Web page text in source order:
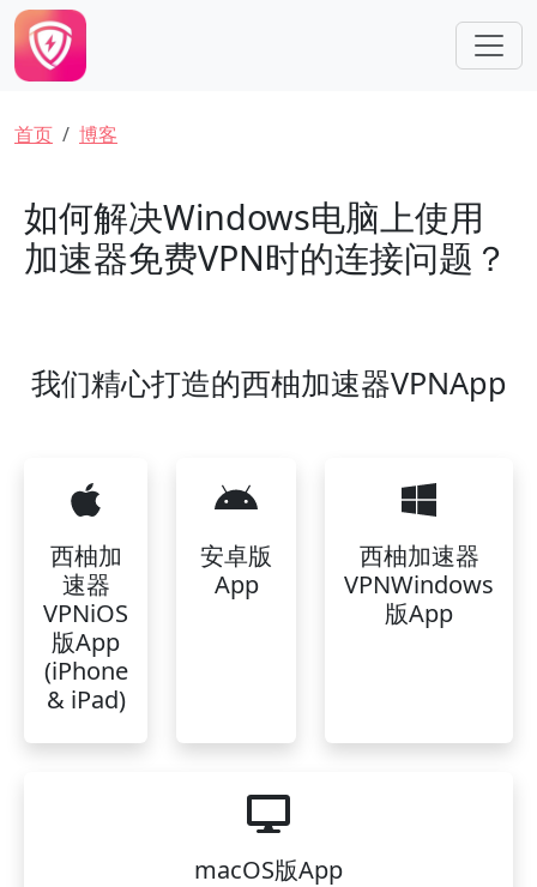
跳转到主要内容
面包屑
首页 博客
如何解决Windows电脑上使用
加速器免费VPN时的连接问题？
我们精心打造的西柚加速器VPNApp
西柚加
速器
VPNiOS
版App
(iPhone
& iPad)
安卓版
App
西柚加速器
VPNWindows
版App
macOS版App